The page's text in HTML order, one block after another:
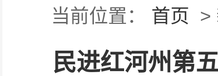
当前位置： 首页 >
民进红河州第